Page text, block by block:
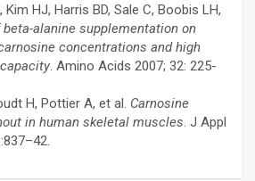
Kim HJ, Harris BD, Sale C, Boobis LH,
alanine supplementation on
concentrations and high
. Amino Acids 2007; 32: 225-
H, Pottier A, et al. Carnosine
in human skeletal muscles. J Appl